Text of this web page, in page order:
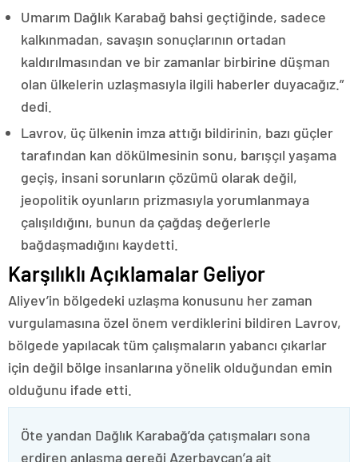
Umarım Dağlık Karabağ bahsi geçtiğinde, sadece
kalkınmadan, savaşın sonuçlarının ortadan
kaldırılmasından ve bir zamanlar birbirine düşman
olan ülkelerin uzlaşmasıyla ilgili haberler duyacağız.”
dedi.
Lavrov, üç ülkenin imza attığı bildirinin, bazı güçler
tarafından kan dökülmesinin sonu, barışçıl yaşama
geçiş, insani sorunların çözümü olarak değil,
jeopolitik oyunların prizmasıyla yorumlanmaya
çalışıldığını, bunun da çağdaş değerlerle
bağdaşmadığını kaydetti.
Karşılıklı Açıklamalar Geliyor
Aliyev’in bölgedeki uzlaşma konusunu her zaman
vurgulamasına özel önem verdiklerini bildiren Lavrov,
bölgede yapılacak tüm çalışmaların yabancı çıkarlar
için değil bölge insanlarına yönelik olduğundan emin
olduğunu ifade etti.
Öte yandan Dağlık Karabağ’da çatışmaları sona
erdiren anlaşma gereği Azerbaycan’a ait